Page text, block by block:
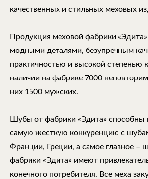
качественных и стильных меховых
Продукция меховой фабрики «Эдита»
модными деталями, безупречным
практичностью и высокой степенью
наличии на фабрике 7000
них 1500 мужских.
Шубы от фабрики «Эдита» способны
самую жесткую конкуренцию с
Франции, Греции, а самое главное –
фабрики «Эдита» имеют
конечного потребителя. Все меха